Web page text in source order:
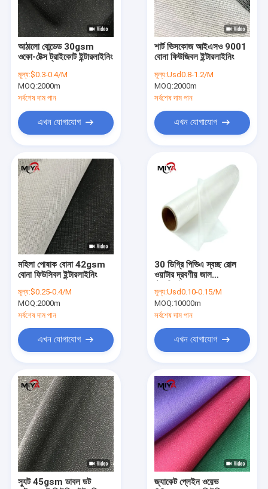
বাড়ি
পণ্য
আমাদের সম্পর্কে
আঠালো বোন্ডেড 30gsm
ওকো-টেক্স ট্রাইকোট ইন্টারলাইনিং
মূল্য:$0.3-0.4/M
MOQ:2000m
সর্বশেষ দাম পান
এখন যোগাযোগ
শার্ট ভিসকোজ আইএসও 9001
বোনা ফিউজিবল ইন্টারলাইনিং
মূল্য:Usd0.8-1.2/M
MOQ:2000m
সর্বশেষ দাম পান
এখন যোগাযোগ
মহিলা পোষাক বোনা 42gsm
বোনা ফিউসিবল ইন্টারলাইনিং
মূল্য:$0.25-0.4/M
MOQ:2000m
সর্বশেষ দাম পান
এখন যোগাযোগ
30 ডিগ্রি পিভিএ স্বচ্ছ রোল
ওয়াটার দ্রবণীয় জাল
মূল্য:Usd0.10-0.15/M
MOQ:10000m
সর্বশেষ দাম পান
এখন যোগাযোগ
স্যুট 45gsm ডাবল ডট
জ্যাকেট প্লেইন ওয়েভ